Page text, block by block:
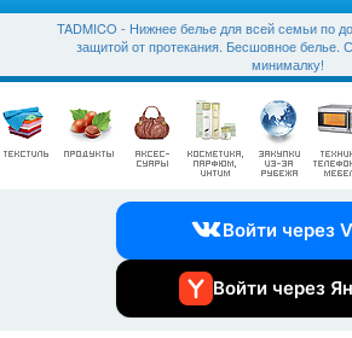
TADMICO - Нижнее белье для всей семьи по
защитой от протекания. Бесшовное
минималку!
Войти через
Войти через